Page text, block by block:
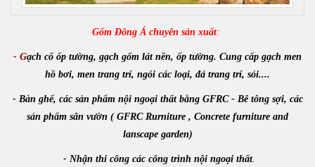
Gốm Đông Á chuyên sản xuất:
- Gạch cổ ốp tường, gạch gốm lát nền, ốp tường. Cung cấp gạch men
hồ bơi, men trang trí, ngói các loại, đá trang trí, sỏi....
- Bàn ghế, các sản phẩm nội ngoại thất bằng GFRC - Bê tông sợi, các
sản phẩm sân vườn ( GFRC Rurniture , Concrete furniture and
lanscape garden)
- Nhận thi công các công trình nội ngoại thất.